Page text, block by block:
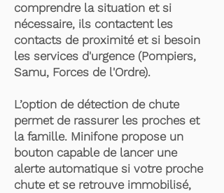
comprendre la situation et si
nécessaire, ils contactent les
contacts de proximité et si besoin
les services d'urgence (Pompiers,
Samu, Forces de l'Ordre).
L’option de détection de chute
permet de rassurer les proches et
la famille. Minifone propose un
bouton capable de lancer une
alerte automatique si votre proche
chute et se retrouve immobilisé,